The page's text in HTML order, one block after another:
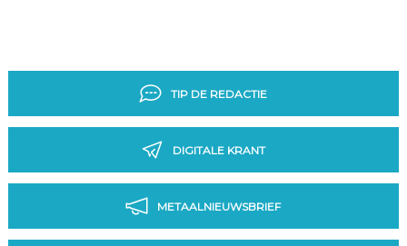
TIP DE REDACTIE
DIGITALE KRANT
METAALNIEUWSBRIEF